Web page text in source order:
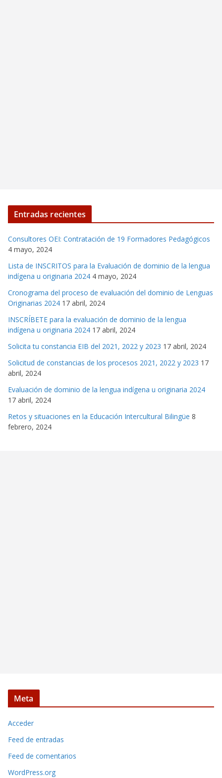
Entradas recientes
Consultores OEI: Contratación de 19 Formadores Pedagógicos
4 mayo, 2024
Lista de INSCRITOS para la Evaluación de dominio de la lengua
indígena u originaria 2024 4 mayo, 2024
Cronograma del proceso de evaluación del dominio de Lenguas
Originarias 2024 17 abril, 2024
INSCRÍBETE para la evaluación de dominio de la lengua
indígena u originaria 2024 17 abril, 2024
Solicita tu constancia EIB del 2021, 2022 y 2023 17 abril, 2024
Solicitud de constancias de los procesos 2021, 2022 y 2023 17
abril, 2024
Evaluación de dominio de la lengua indígena u originaria 2024
17 abril, 2024
Retos y situaciones en la Educación Intercultural Bilingüe 8
febrero, 2024
Meta
Acceder
Feed de entradas
Feed de comentarios
WordPress.org